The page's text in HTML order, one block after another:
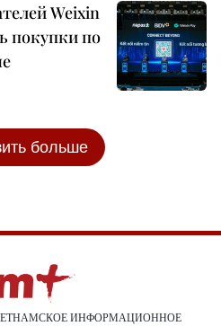
Weixin
покупки по
больше
ИНФОРМАЦИОННОЕ